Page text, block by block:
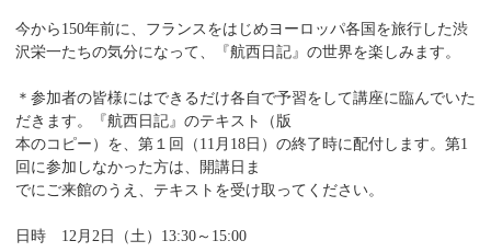
今から150年前に、フランスをはじめヨーロッパ各国を旅行した渋
沢栄一たちの気分になって、『航西日記』の世界を楽しみます。
＊参加者の皆様にはできるだけ各自で予習をして講座に臨んでいた
だきます。『航西日記』のテキスト（版
本のコピー）を、第１回（11月18日）の終了時に配付します。第1
回に参加しなかった方は、開講日ま
でにご来館のうえ、テキストを受け取ってください。
日時 12月2日（土）13:30～15:00